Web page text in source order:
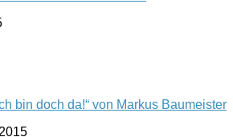
bin doch da!“ von Markus Baumeister